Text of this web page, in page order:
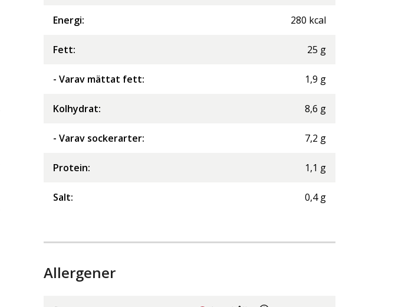
Energi: 280 kcal
Fett: 25 g
- Varav mättat fett: 1,9 g
Kolhydrat: 8,6 g
- Varav sockerarter: 7,2 g
Protein: 1,1 g
Salt: 0,4 g
Allergener